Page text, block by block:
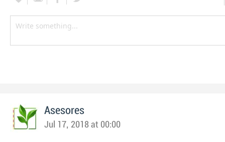
Asesores
Jul 17, 2018 at 00:00